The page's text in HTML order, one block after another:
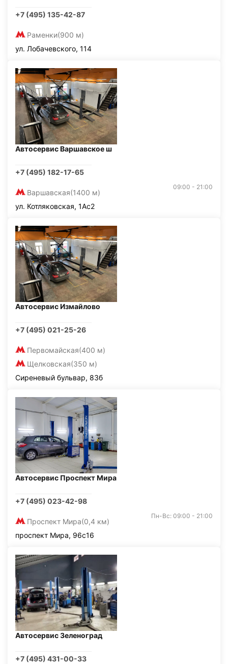
+7 (495) 135-42-87
Раменки(900 м)
ул. Лобачевского, 114
Автосервис Варшавское ш
+7 (495) 182-17-65
Варшавская(1400 м)
09:00 - 21:00
ул. Котляковская, 1Ас2
Автосервис Измайлово
+7 (495) 021-25-26
Первомайская(400 м)
Щелковская(350 м)
Сиреневый бульвар, 83б
Автосервис Проспект Мира
+7 (495) 023-42-98
Проспект Мира(0,4 км)
Пн-Вс: 09:00 - 21:00
проспект Мира, 96с16
Автосервис Зеленоград
+7 (495) 431-00-33